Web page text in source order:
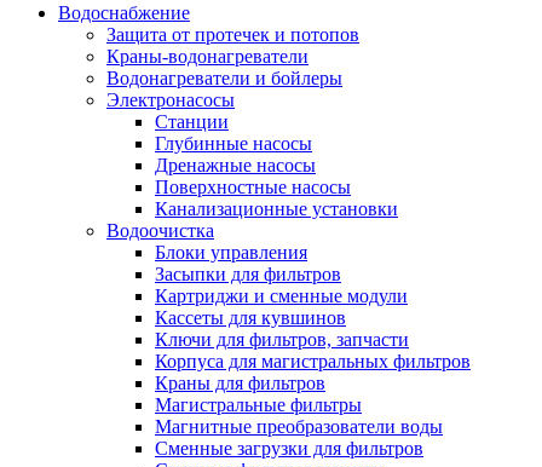
Строительные товары
Все для бани
Полезные статьи
Водоснабжение
Защита от протечек и потопов
Краны-водонагреватели
Водонагреватели и бойлеры
Электронасосы
Станции
Глубинные насосы
Дренажные насосы
Поверхностные насосы
Канализационные установки
Водоочистка
Блоки управления
Засыпки для фильтров
Картриджи и сменные модули
Кассеты для кувшинов
Ключи для фильтров, запчасти
Корпуса для магистральных фильтров
Краны для фильтров
Магистральные фильтры
Магнитные преобразователи воды
Сменные загрузки для фильтров